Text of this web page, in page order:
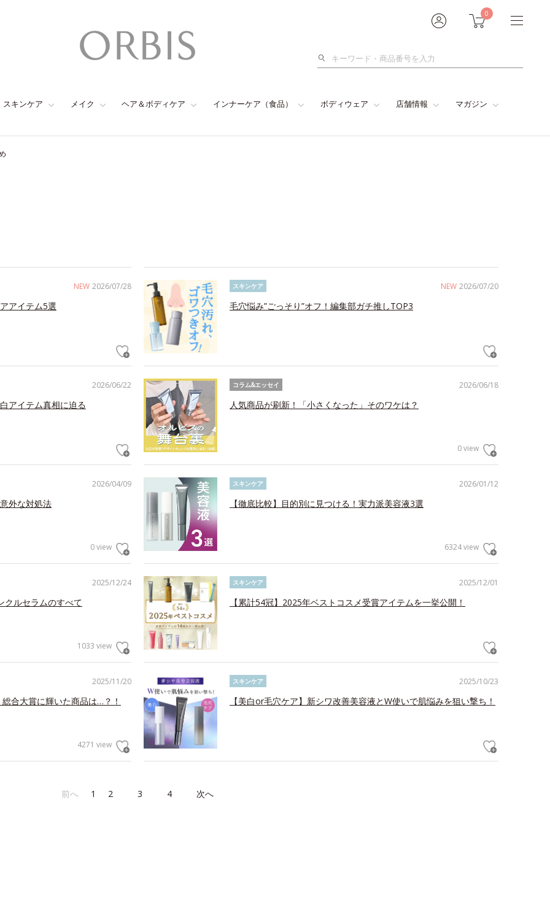
0
検
スキンケア メイク ヘア＆ボディケア インナーケア（食品） ボディウェア 店舗情報 マガジン
NEW 2026/07/28
アイテム5選
NEW 2026/07/20
スキンケア
毛穴悩み”ごっそり”オフ！編集部ガチ推しTOP3
2026/06/22
アイテム真相に迫る
2026/06/18
コラム&エッセイ
人気商品が刷新！「小さくなった」そのワケは？
0 view
2026/04/09
外な対処法
0 view
2026/01/12
スキンケア
【徹底比較】目的別に見つける！実力派美容液3選
6324 view
2025/12/24
クルセラムのすべて
1033 view
2025/12/01
スキンケア
【累計54冠】2025年ベストコスメ受賞アイテムを一挙公開！
2025/11/20
合大賞に輝いた商品は…？！
4271 view
2025/10/23
スキンケア
【美白or毛穴ケア】新シワ改善美容液とW使いで肌悩みを狙い撃ち！
前へ 1 2 3 4 次へ